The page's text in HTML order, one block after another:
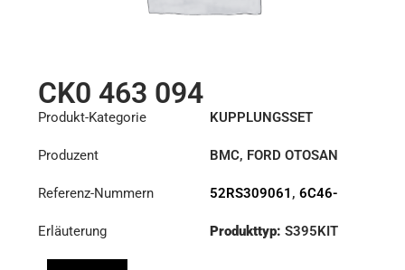
CK0 463 094
Produkt-Kategorie KUPPLUNGSSET
Produzent BMC, FORD OTOSAN
Referenz-Nummern 52RS309061 ,6C46-
Erläuterung
Produkttyp:S395KIT